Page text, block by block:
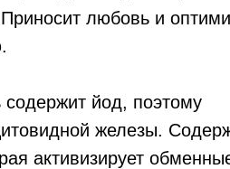
любовь и
содержит йод, поэтому
железы.
активизирует